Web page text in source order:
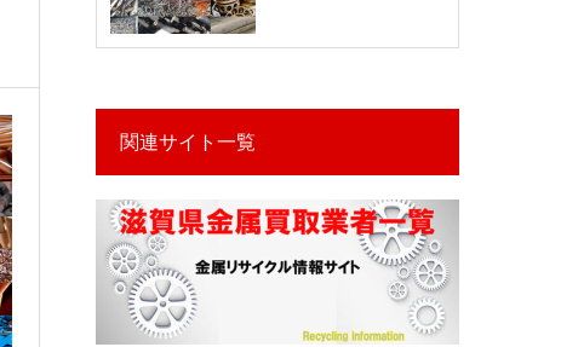
関連サイト一覧